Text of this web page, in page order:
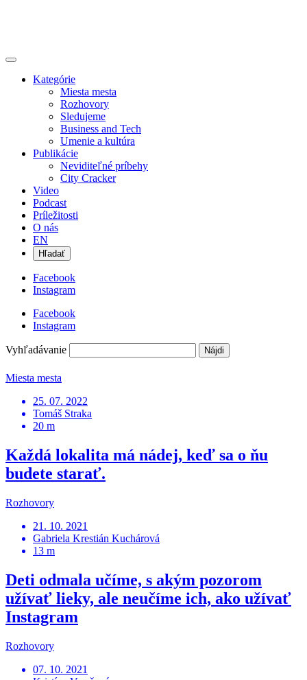
Kategórie
Miesta mesta
Rozhovory
Sledujeme
Business and Tech
Umenie a kultúra
Publikácie
Neviditeľné príbehy
City Cracker
Video
Podcast
Príležitosti
O nás
EN
Hľadať
Facebook
Instagram
Facebook
Instagram
Vyhľadávanie
Miesta mesta
25. 07. 2022
Tomáš Straka
20 m
Každá lokalita má nádej, keď sa o ňu
budete starať.
Rozhovory
21. 10. 2021
Gabriela Krestián Kuchárová
13 m
Deti odmala učíme, s akým pozorom
užívať lieky, ale neučíme ich, ako užívať
Instagram
Rozhovory
07. 10. 2021